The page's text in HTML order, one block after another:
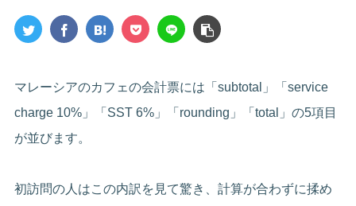
マレーシアのカフェの会計票には「subtotal」「service
charge 10%」「SST 6%」「rounding」「total」の5項目
が並びます。
初訪問の人はこの内訳を見て驚き、計算が合わずに揉め